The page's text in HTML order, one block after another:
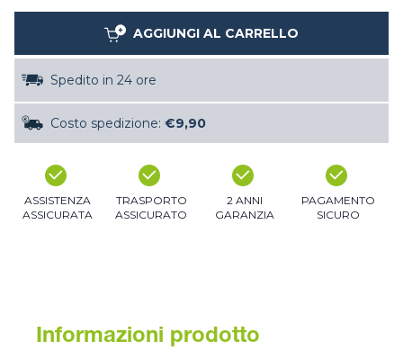
AGGIUNGI AL CARRELLO
Spedito in 24 ore
Costo spedizione: €9,90
ASSISTENZA
ASSICURATA
TRASPORTO
ASSICURATO
2 ANNI
GARANZIA
PAGAMENTO
SICURO
Informazioni prodotto